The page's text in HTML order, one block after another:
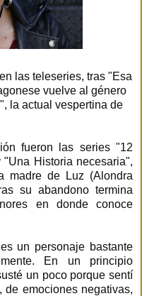
las teleseries, tras "Esa
vuelve al género
la actual vespertina de
fueron las series "12
Historia necesaria",
madre de Luz (Alondra
su abandono termina
en donde conoce
un personaje bastante
En un principio
un poco porque sentí
de emociones negativas,